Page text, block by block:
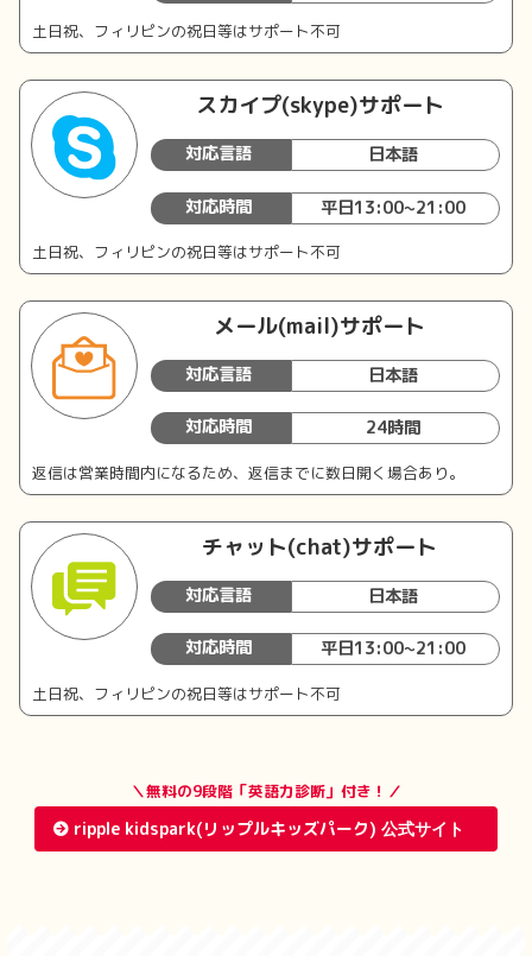
土日祝、フィリピンの祝日等はサポート不可
スカイプ(skype)サポート
対応言語 日本語
対応時間 平日13:00~21:00
土日祝、フィリピンの祝日等はサポート不可
メール(mail)サポート
対応言語 日本語
対応時間 24時間
返信は営業時間内になるため、返信までに数日開く場合あり。
チャット(chat)サポート
対応言語 日本語
対応時間 平日13:00~21:00
土日祝、フィリピンの祝日等はサポート不可
＼無料の9段階「英語力診断」付き！／
ripple kidspark(リップルキッズパーク)